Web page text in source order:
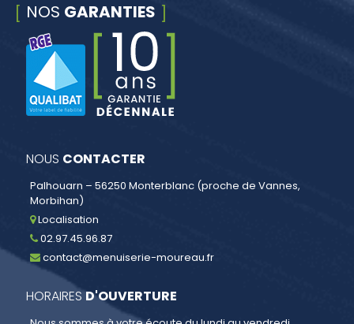
NOS GARANTIES
NOUS CONTACTER
Palhouarn – 56250 Monterblanc (proche de Vannes,
Morbihan)
Localisation
02.97.45.96.87
contact@menuiserie-moureau.fr
HORAIRESD'OUVERTURE